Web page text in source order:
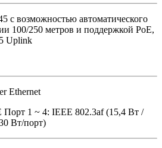
с возможностью автоматического
100/250 метров и поддержкой PoE,
Uplink
Ethernet
1 ~ 4: IEEE 802.3af (15,4 Вт /
Вт/порт)